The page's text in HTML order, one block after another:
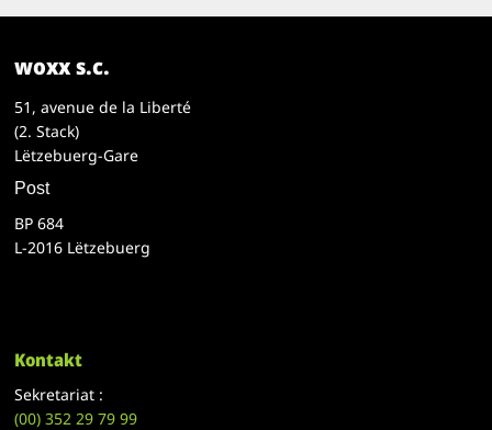
woxx s.c.
51, avenue de la Liberté
(2. Stack)
Lëtzebuerg-Gare
Post
BP 684
L-2016 Lëtzebuerg
Kontakt
Sekretariat :
(00)352 29 79 99